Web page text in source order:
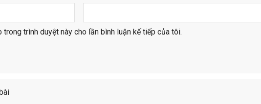
trình duyệt này cho lần bình luận kế tiếp của tôi.